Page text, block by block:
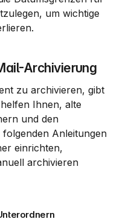
um wichtige
Archivierung
zu archivieren, gibt
Ihnen, alte
und den
folgenden Anleitungen
einrichten,
archivieren